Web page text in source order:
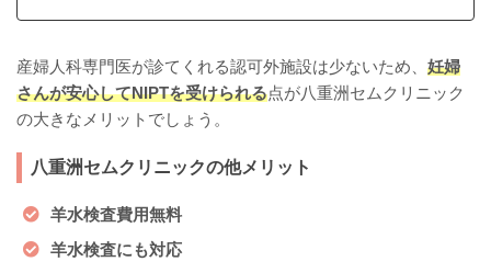
産婦人科専門医が診てくれる認可外施設は少ないため、 妊婦
さんが安心してNIPTを受けられる点が八重洲セムクリニック
の大きなメリットでしょう。
八重洲セムクリニックの他メリット
羊水検査費用無料
羊水検査にも対応